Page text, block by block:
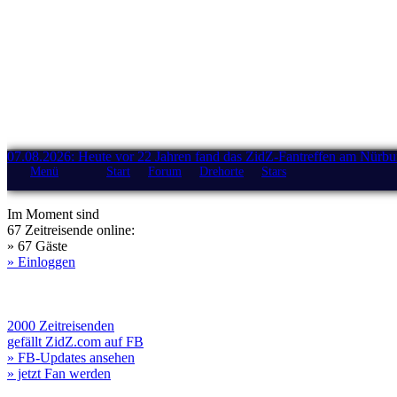
07.08.2026: Heute vor 22 Jahren fand das ZidZ-Fantreffen am
Menü Start Forum Drehorte Stars
Im Moment sind
67 Zeitreisende online:
» 67 Gäste
» Einloggen
2000 Zeitreisenden
gefällt ZidZ.com auf FB
» FB-Updates ansehen
» jetzt Fan werden